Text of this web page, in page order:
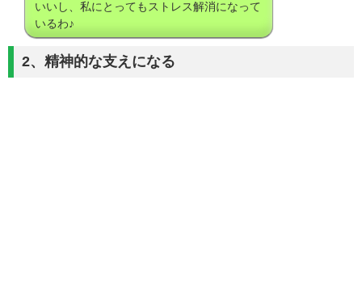
いいし、私にとってもストレス解消になって
いるわ♪
2、精神的な支えになる